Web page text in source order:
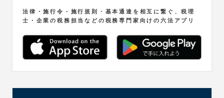
法律・施行令・施行規則・基本通達を相互に繋ぐ、税理
士・企業の税務担当などの税務専門家向けの六法アプリ